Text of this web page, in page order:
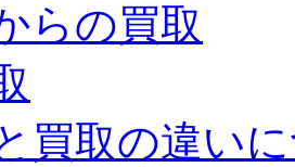
らの買取
買取の違い